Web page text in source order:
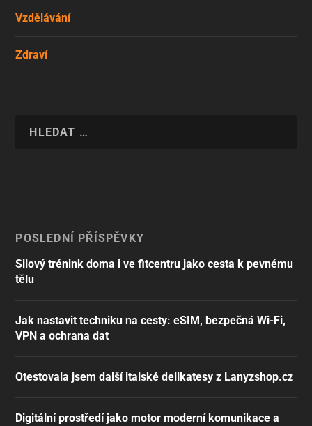
Vzdělávání
Zdraví
POSLEDNÍ PŘÍSPĚVKY
Silový trénink doma i ve fitcentru jako cesta k pevnému
tělu
Jak nastavit techniku na cesty: eSIM, bezpečná Wi-Fi,
VPN a ochrana dat
Otestovala jsem další italské delikatesy z Lanyzshop.cz
Digitální prostředí jako motor moderní komunikace a